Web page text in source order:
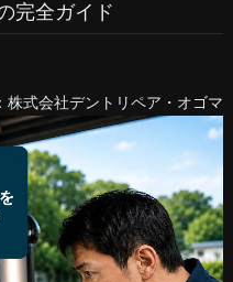
完全ガイド
株式会社デントリペア・オゴマ